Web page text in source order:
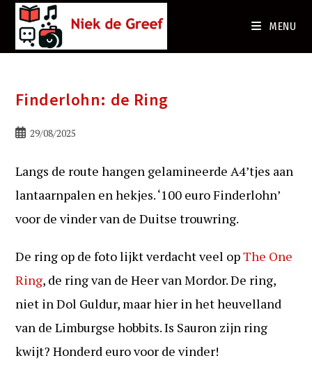
MENU
Finderlohn: de Ring
Bericht29/08/2025
Langs de route hangen gelamineerde A4’tjes aan
lantaarnpalen en hekjes. ‘100 euro Finderlohn’
voor de vinder van de Duitse trouwring.
De ring op de foto lijkt verdacht veel opThe One
Ring, de ring van de Heer van Mordor. De ring,
niet in Dol Guldur, maar hier in het heuvelland
van de Limburgse hobbits. Is Sauron zijn ring
kwijt? Honderd euro voor de vinder!